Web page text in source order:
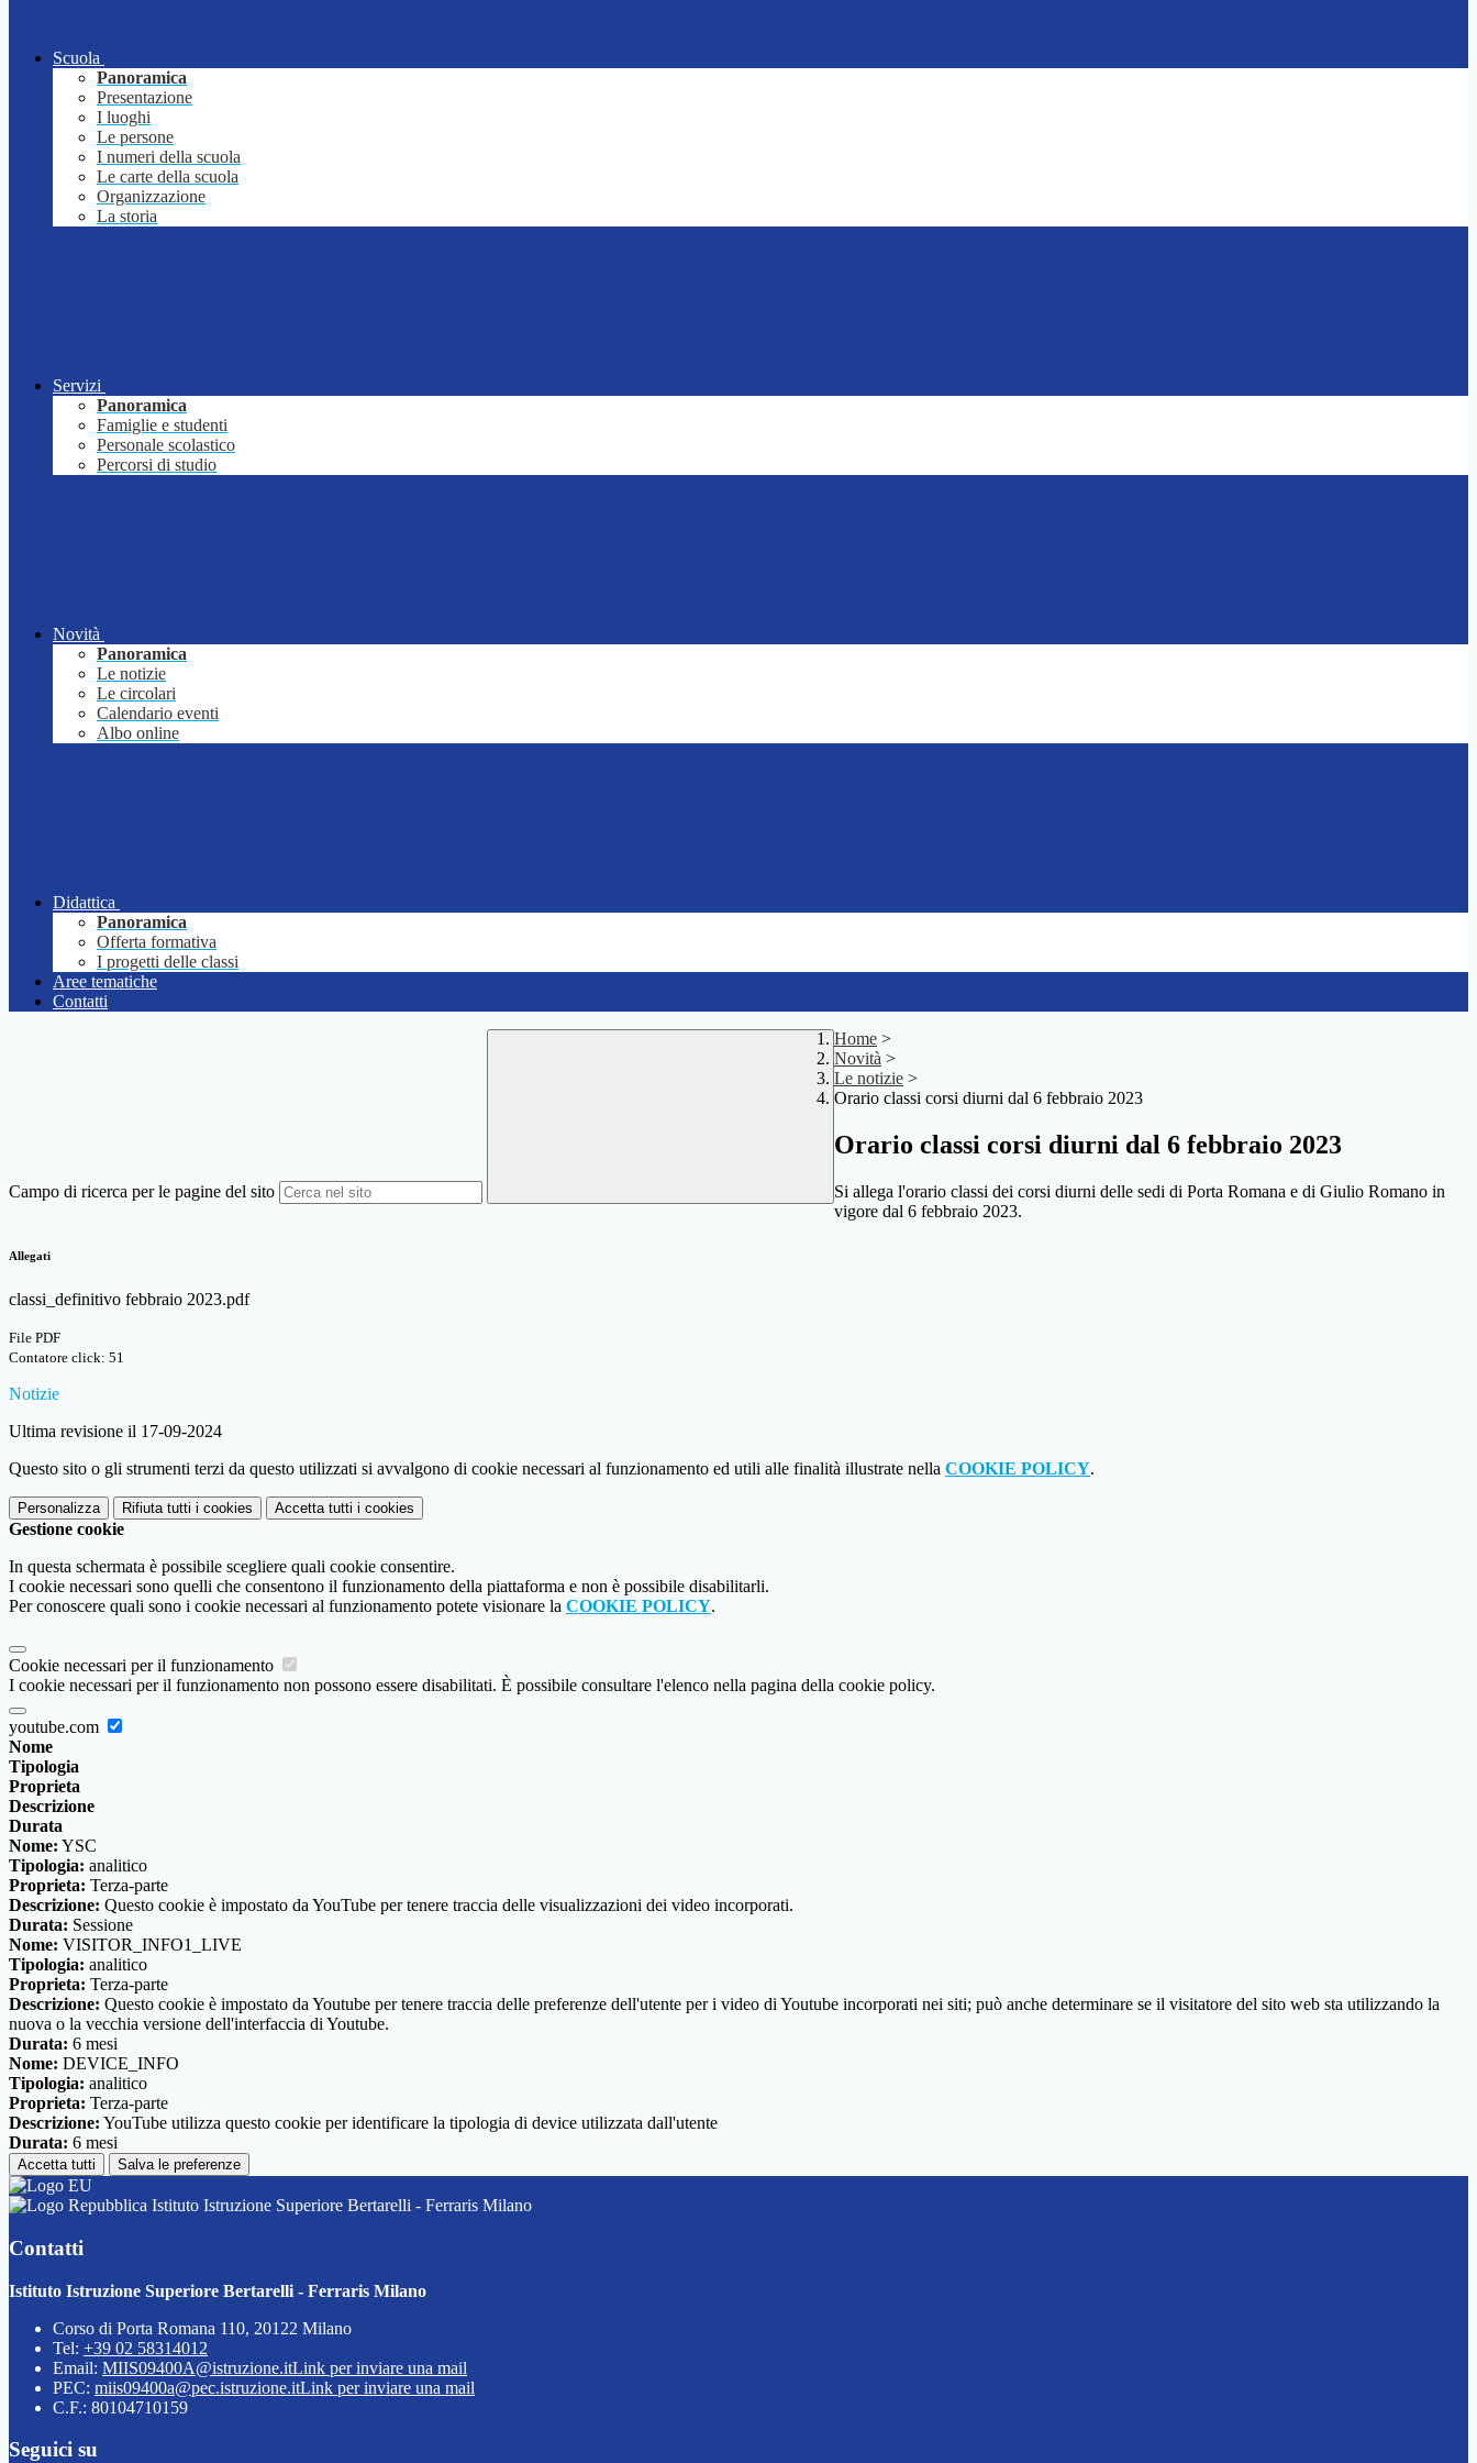
Scuola
Panoramica
Presentazione
I luoghi
Le persone
I numeri della scuola
Le carte della scuola
Organizzazione
La storia
Servizi
Panoramica
Famiglie e studenti
Personale scolastico
Percorsi di studio
Novità
Panoramica
Le notizie
Le circolari
Calendario eventi
Albo online
Didattica
Panoramica
Offerta formativa
I progetti delle classi
Aree tematiche
Contatti
Campo di ricerca per le pagine del sito
Home >
Novità >
Le notizie >
Orario classi corsi diurni dal 6 febbraio 2023
Orario classi corsi diurni dal 6 febbraio 2023
Si allega l'orario classi dei corsi diurni delle sedi di Porta Romana e di Giulio Romano in
vigore dal 6 febbraio 2023.
Allegati
classi_definitivo febbraio 2023.pdf
File PDF
Contatore click: 51
Notizie
Ultima revisione il 17-09-2024
Questo sito o gli strumenti terzi da questo utilizzati si avvalgono di cookie necessari al funzionamento ed utili alle finalità illustrate nella COOKIE POLICY.
Personalizza Rifiuta tutti i cookies Accetta tutti i cookies
Gestione cookie
In questa schermata è possibile scegliere quali cookie consentire.
I cookie necessari sono quelli che consentono il funzionamento della piattaforma e non è possibile disabilitarli.
Per conoscere quali sono i cookie necessari al funzionamento potete visionare la COOKIE POLICY.
Cookie necessari per il funzionamento
I cookie necessari per il funzionamento non possono essere disabilitati. È possibile consultare l'elenco nella pagina della cookie policy.
youtube.com
Nome
Tipologia
Proprieta
Descrizione
Durata
Nome: YSC
Tipologia: analitico
Proprieta: Terza-parte
Descrizione: Questo cookie è impostato da YouTube per tenere traccia delle visualizzazioni dei video incorporati.
Durata: Sessione
Nome: VISITOR_INFO1_LIVE
Tipologia: analitico
Proprieta: Terza-parte
Descrizione: Questo cookie è impostato da Youtube per tenere traccia delle preferenze dell'utente per i video di Youtube incorporati nei siti; può anche determinare se il visitatore del sito web sta utilizzando la
nuova o la vecchia versione dell'interfaccia di Youtube.
Durata: 6 mesi
Nome: DEVICE_INFO
Tipologia: analitico
Proprieta: Terza-parte
Descrizione: YouTube utilizza questo cookie per identificare la tipologia di device utilizzata dall'utente
Durata: 6 mesi
Accetta tutti Salva le preferenze
Istituto Istruzione Superiore Bertarelli - Ferraris Milano
Contatti
Istituto Istruzione Superiore Bertarelli - Ferraris Milano
Corso di Porta Romana 110, 20122 Milano
Tel: +39 02 58314012
Email: MIIS09400A@istruzione.itLink per inviare una mail
PEC: miis09400a@pec.istruzione.itLink per inviare una mail
C.F.: 80104710159
Seguici su